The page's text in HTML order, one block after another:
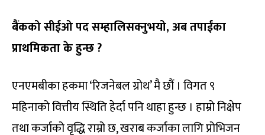
बैंकको सीईओ पद सम्हालिसक्नुभयो, अब तपाईंका
प्राथमिकता के हुन्छ ?
एनएमबीका हकमा ‘रिजनेबल ग्रोथ’ मै छौं । विगत ९
महिनाको वित्तीय स्थिति हेर्दा पनि थाहा हुन्छ । हाम्रो निक्षेप
तथा कर्जाको वृद्धि राम्रो छ, खराब कर्जाका लागि प्रोभिजन